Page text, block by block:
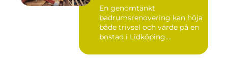
En genomtänkt
badrumsrenovering kan höja
både trivsel och värde på en
bostad i Lidköping.